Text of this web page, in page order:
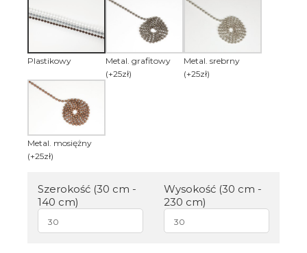
Plastikowy
Metal. grafitowy
(+25zł)
Metal. srebrny
(+25zł)
Metal. mosiężny
(+25zł)
Szerokość (30 cm -
140 cm)
Wysokość (30 cm -
230 cm)